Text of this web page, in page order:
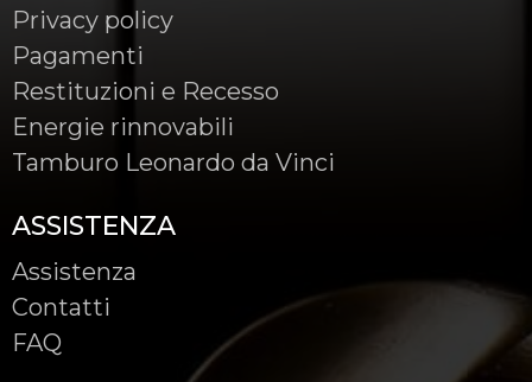
Privacy policy
Pagamenti
Restituzioni e Recesso
Energie rinnovabili
Tamburo Leonardo da Vinci
ASSISTENZA
Assistenza
Contatti
FAQ